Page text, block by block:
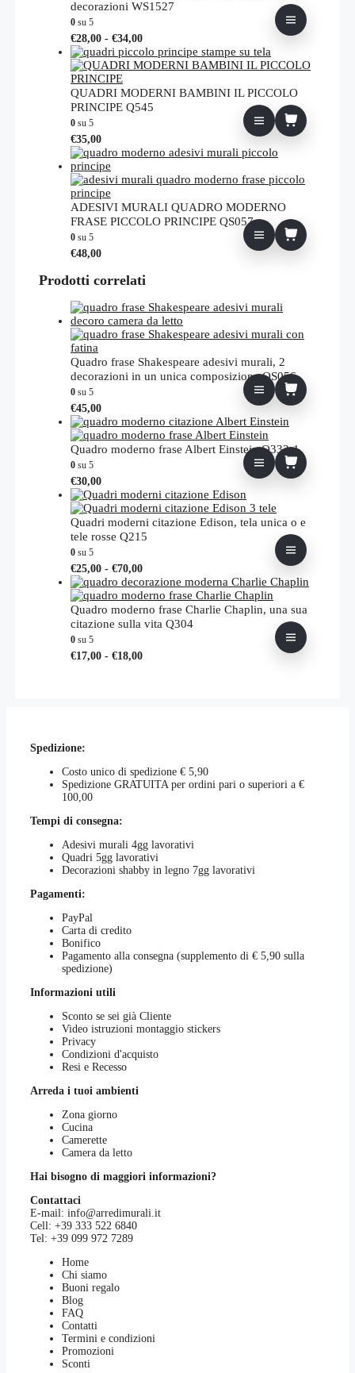
decorazioni WS1527
0 su 5
€28,00 - €34,00Fascia
di
prezzo:
€28,00
a
€34,00
Questo
prodotto
ha
varianti.
Le
scelte
pagina
prodotto
QUADRI MODERNI BAMBINI IL PICCOLO
PRINCIPE Q545
0 su 5
€35,00
ADESIVI MURALI QUADRO MODERNO
FRASE PICCOLO PRINCIPE QS057
0 su 5
€48,00
Prodotti correlati
Quadro frase Shakespeare adesivi murali, 2
decorazioni in un unica composizione QS056
0 su 5
€45,00
Quadro moderno frase Albert Einstein Q333-1
0 su 5
€30,00
Quadri moderni citazione Edison, tela unica o e
tele rosse Q215
0 su 5
€25,00 - €70,00Fascia
di
prezzo:
€25,00
a
Questo
prodotto
ha
più
varianti.
possono
Quadro moderno frase Charlie Chaplin, una sua
citazione sulla vita Q304
0 su 5
€17,00 - €18,00Fascia
Questo
scelte
nella
Spedizione:
Costo unico di spedizione € 5,90
Spedizione GRATUITA per ordini pari o superiori a €
100,00
Tempi di consegna:
Adesivi murali 4gg lavorativi
Quadri 5gg lavorativi
Decorazioni shabby in legno 7gg lavorativi
Pagamenti:
PayPal
Carta di credito
Bonifico
Pagamento alla consegna (supplemento di € 5,90 sulla
spedizione)
Informazioni utili
Sconto se sei già Cliente
Video istruzioni montaggio stickers
Privacy
Condizioni d'acquisto
Resi e Recesso
Arreda i tuoi ambienti
Zona giorno
Cucina
Camerette
Camera da letto
Hai bisogno di maggiori informazioni?
Contattaci
E-mail: info@arredimurali.it
Cell: +39 333 522 6840
Tel: +39 099 972 7289
Home
Chi siamo
Buoni regalo
Blog
FAQ
Contatti
Termini e condizioni
Promozioni
Sconti